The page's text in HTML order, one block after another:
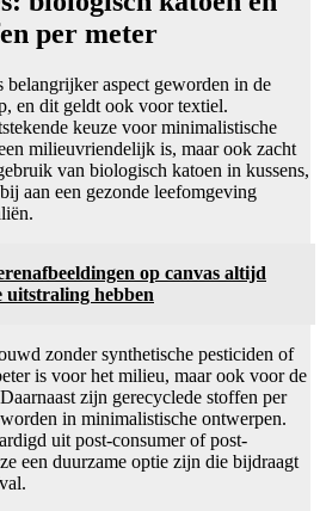
per meter
belangrijker aspect geworden in de
en dit geldt ook voor textiel.
keuze voor minimalistische
milieuvriendelijk is, maar ook zacht
van biologisch katoen in kussens,
aan een gezonde leefomgeving
op canvas altijd
uitstraling hebben
zonder synthetische pesticiden of
is voor het milieu, maar ook voor de
zijn gerecyclede stoffen per
in minimalistische ontwerpen.
uit post-consumer of post-
een duurzame optie zijn die bijdraagt